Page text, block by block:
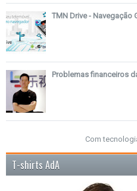
TMN Drive - Navegação
Problemas financeiros
Com
T-shirts AdA